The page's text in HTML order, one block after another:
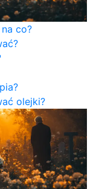
co?
olejki?